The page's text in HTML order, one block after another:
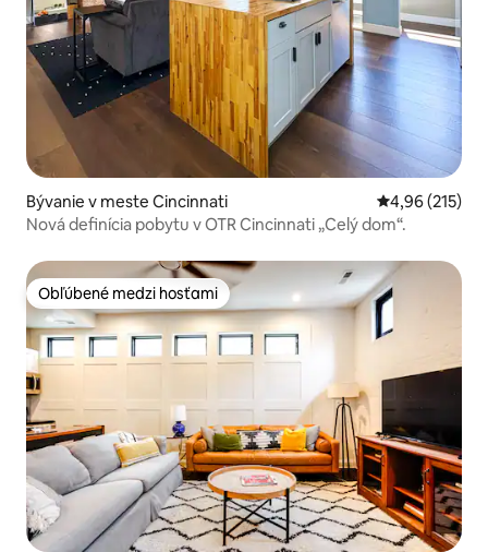
Bývanie v meste Cincinnati Priemerné
4,96 (215)
Nová definícia pobytu v OTR Cincinnati „Celý dom“.
Obľúbené medzi hosťami
Obľúbené medzi hosťami